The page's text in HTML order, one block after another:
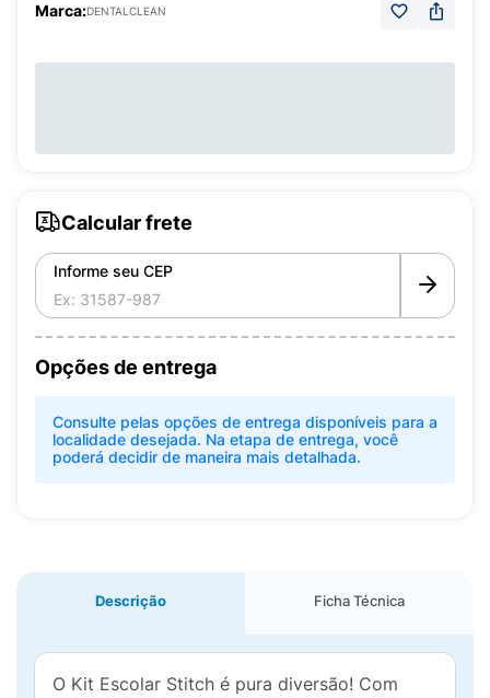
Marca:DENTALCLEAN
Calcular frete
Informe seu CEP
Opções de entrega
Consulte pelas opções de entrega disponíveis para a
localidade desejada. Na etapa de entrega, você
poderá decidir de maneira mais detalhada.
Descrição Ficha Técnica
O Kit Escolar Stitch é pura diversão! Com